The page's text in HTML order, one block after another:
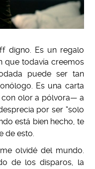
digno. Es un regalo
que todavía creemos
puede ser tan
Es una carta
olor a pólvora— a
por ser “solo
está bien hecho, te
de esto.
olvidé del mundo.
de los disparos, la